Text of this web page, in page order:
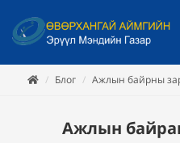
Блог Ажлын байрны
Ажлын